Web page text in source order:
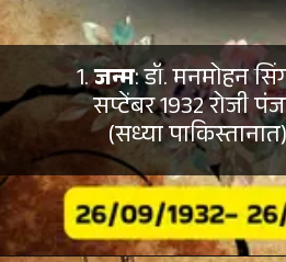
1.जन्म: डॉ. मनमोहन
सप्टेंबर 1932 रोजी
(सध्या